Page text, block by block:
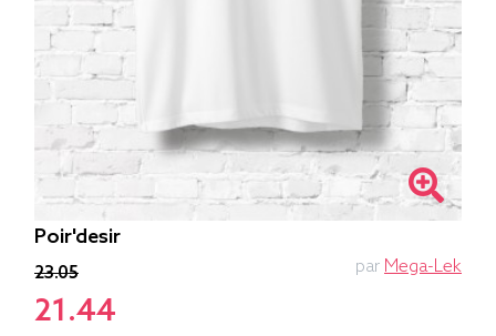
Poir'desir
23.05
21.44
par Mega-Lek